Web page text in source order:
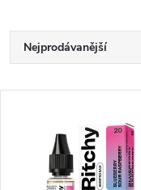
Ř
a
Nejprodávanější
Nejdražší
Abecedně